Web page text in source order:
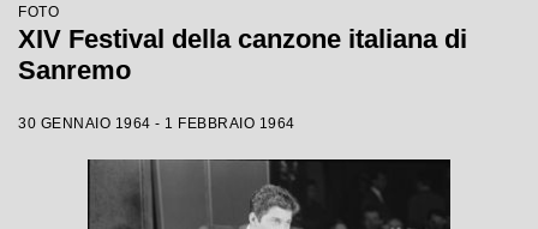
FOTO
XIV Festival della canzone italiana di
Sanremo
30 GENNAIO 1964 - 1 FEBBRAIO 1964